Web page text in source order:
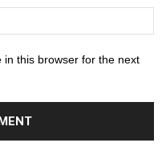
in this browser for the next